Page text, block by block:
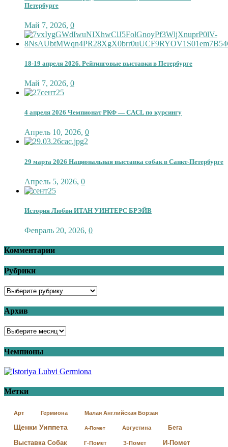
Петербурге
Май 7, 2026, 0
18-19 апреля 2026. Рейтинговые выставки в Петербурге
Май 7, 2026, 0
4 апреля 2026 Чемпионат РКФ — CACL по курсингу
Апрель 10, 2026, 0
29 марта 2026 Национальная выставка собак в Санкт-Петербурге
Апрель 5, 2026, 0
История Любви ИТАН УИНТЕРС БРЭЙВ
Февраль 20, 2026, 0
Комментарии
Рубрики
Архив
Чемпионы
Метки
Арт Гермиона Малая Английская Борзая
Щенки Уиппета А-Помет Августина Бега
Выставка Собак Г-Помет З-Помет
И-Помет